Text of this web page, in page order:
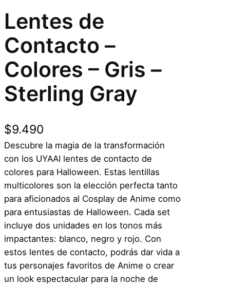
Lentes de
Contacto –
Colores – Gris –
Sterling Gray
$9.490
Descubre la magia de la transformación
con los UYAAI lentes de contacto de
colores para Halloween. Estas lentillas
multicolores son la elección perfecta tanto
para aficionados al Cosplay de Anime como
para entusiastas de Halloween. Cada set
incluye dos unidades en los tonos más
impactantes: blanco, negro y rojo. Con
estos lentes de contacto, podrás dar vida a
tus personajes favoritos de Anime o crear
un look espectacular para la noche de